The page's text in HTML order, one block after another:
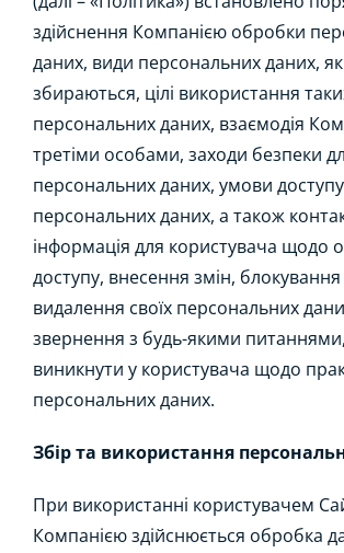
здійснення Компанією обробки
даних, види персональних даних,
збираються, цілі використання
персональних даних, взаємодія
третіми особами, заходи безпеки
персональних даних, умови
персональних даних, а також
інформація для користувача щодо
доступу, внесення змін,
видалення своїх персональних
звернення з будь-якими
виникнути у користувача щодо
персональних даних.
Збір та використання
При використанні користувачем
Компанією здійснюється обробка